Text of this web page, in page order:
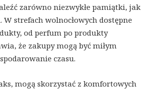
zarówno niezwykłe pamiątki, jak
strefach wolnocłowych dostępne
od perfum po produkty
że zakupy mogą być miłym
czasu.
mogą skorzystać z komfortowych